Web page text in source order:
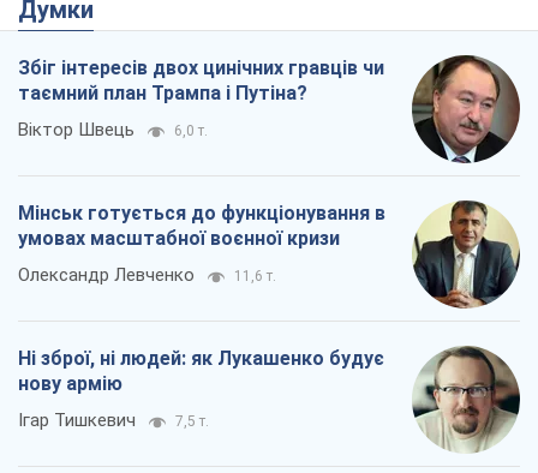
Думки
Збіг інтересів двох цинічних гравців чи
таємний план Трампа і Путіна?
Віктор Швець 6,0 т.
Мінськ готується до функціонування в
умовах масштабної воєнної кризи
Олександр Левченко 11,6 т.
Ні зброї, ні людей: як Лукашенко будує
нову армію
Ігар Тишкевич 7,5 т.